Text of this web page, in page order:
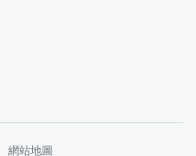
網站地圖